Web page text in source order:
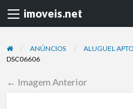
imoveis.net
ANÚNCIOS
ALUGUEL
DSC06606
← Imagem Anterior